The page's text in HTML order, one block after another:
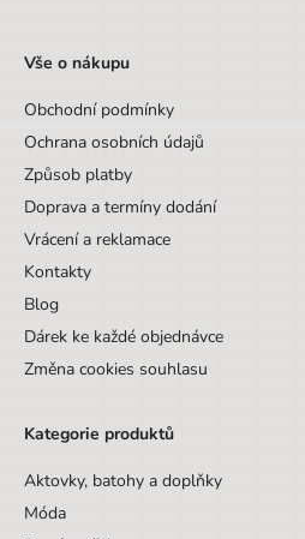
Vše o nákupu
Obchodní podmínky
Ochrana osobních údajů
Způsob platby
Doprava a termíny dodání
Vrácení a reklamace
Kontakty
Blog
Dárek ke každé objednávce
Změna cookies souhlasu
Kategorie produktů
Aktovky, batohy a doplňky
Móda